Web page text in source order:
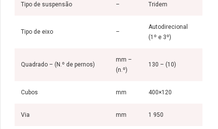
Tipo de suspensão – Tridem
Tipo de eixo –
Autodirecional
(1º e 3º)
Quadrado – (N.º de pernos)
mm –
(n.º)
130 – (10)
Cubos mm 400×120
Via mm 1 950